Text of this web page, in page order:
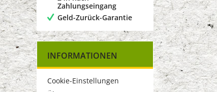
Zahlungseingang
Geld-Zurück-Garantie
INFORMATIONEN
Cookie-Einstellungen